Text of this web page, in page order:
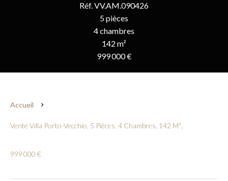
Réf. VV.AM.090426
5 pièces
4 chambres
142 m²
999 000 €
Accueil
Vente Villa Porto-Vecchio, 5 Pièces, 4 Chambres, 142 M²,
999 000 €